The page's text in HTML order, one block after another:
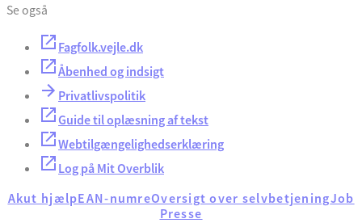
Se også
Fagfolk.vejle.dk
Åbenhed og indsigt
Privatlivspolitik
Guide til oplæsning af tekst
Webtilgængelighedserklæring
Log på Mit Overblik
Akut hjælpEAN-numreOversigt over selvbetjeningJob
Presse